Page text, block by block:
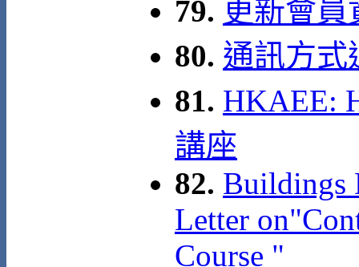
79. 更新會員
80. 通訊方式
81. HKAEE:
講座
82. Buildings
Letter
Course "